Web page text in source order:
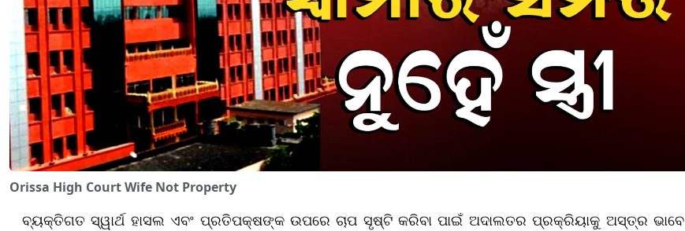
Orissa High Court Wife Not Property
ବ୍ୟକ୍ତିଗତ ସ୍ୱାର୍ଥ ହାସଲ ଏବଂ ପ୍ରତିପକ୍ଷଙ୍କ ଉପରେ ଚାପ ସୃଷ୍ଟି କରିବା ପାଇଁ ଅଦାଲତର ପ୍ରକ୍ରିୟାକୁ ଅସ୍ତ୍ର ଭାବେ